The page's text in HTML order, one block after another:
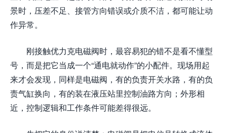
景时，压差不足、接管方向错误或介质不洁，都可能让动
作异常。
刚接触优力克电磁阀时，最容易犯的错不是看不懂型
号，而是把它当成一个“通电就动作”的小配件。现场用起
来才会发现，同样是电磁阀，有的负责开关水路，有的负
责气缸换向，有的装在液压站里控制油路方向；外形相
近，控制逻辑和工作条件可能差得很远。